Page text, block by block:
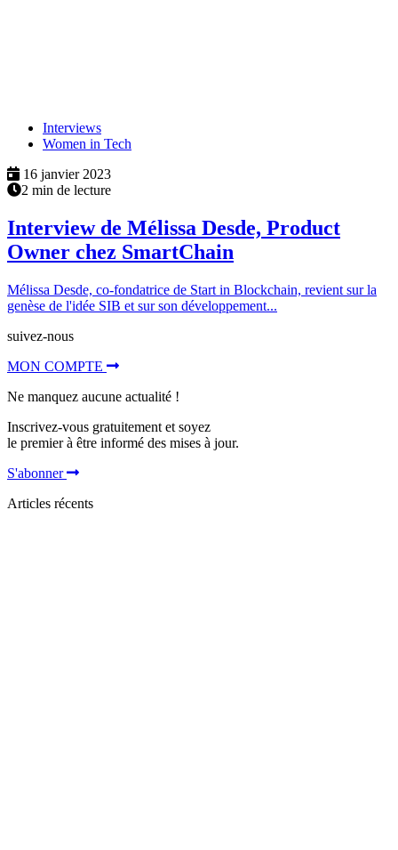
Interviews
Women in Tech
16 janvier 2023
2 min de lecture
Interview de Mélissa Desde, Product
Owner chez SmartChain
Mélissa Desde, co-fondatrice de Start in Blockchain, revient sur la
genèse de l'idée SIB et sur son développement...
suivez-nous
MON COMPTE
Ne manquez aucune actualité !
Inscrivez-vous gratuitement et soyez
le premier à être informé des mises à jour.
S'abonner
Articles récents